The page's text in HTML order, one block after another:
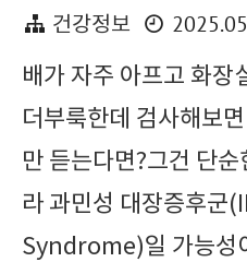
건강정보
배가 자주 아프고 화장
더부룩한데 검사해보
만 듣는다면?그건 단순
라 과민성 대장증후
Syndrome)일 가능성